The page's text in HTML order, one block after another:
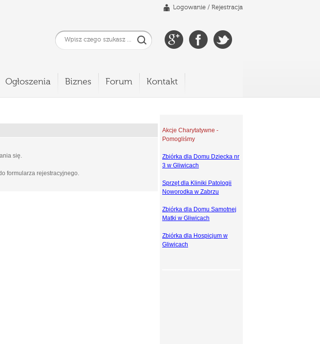
Logowanie / Rejestracja
Ogłoszenia Biznes Forum Kontakt
się.
formularza rejestracyjnego.
Akcje Charytatywne -
Pomogliśmy
Zbiórka dla Domu Dziecka nr
3 w Gliwicach
Sprzęt dla Kliniki Patologii
Noworodka w Zabrzu
Zbiórka dla Domu Samotnej
Matki w Gliwicach
Zbiórka dla Hospicjum w
Gliwicach